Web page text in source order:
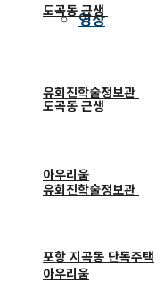
영상
도곡동 근생
유회진학술정보관
아우리움
도곡동 근생
유회진학술정보관
아우리움
포항 지곡동 단독주택